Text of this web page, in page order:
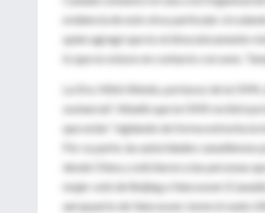
evidencia de este virus particular
quien agregó que la víctima únicamente
lo que no estuvo en contacto con aves.
La Dra. Nikki Shindo, portavoz de la
sustancial”. Añadió que la OMS recibirá
que están “vigilando de forma estrecha la
Por su parte, las autoridades
desde China y solicitaron a las personas
mujer voló de Beijing a Vancouver
aeropuerto de Vancouver, tomó el vuelo